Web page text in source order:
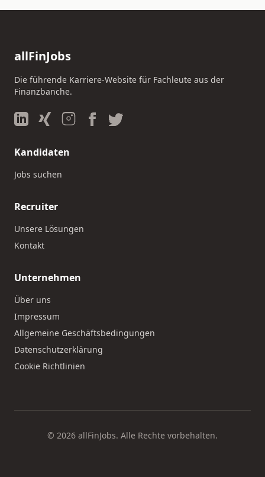
allFinJobs
Die führende Karriere-Website für Fachleute aus der
Finanzbanche.
Kandidaten
Jobs suchen
Recruiter
Unsere Lösungen
Kontakt
Unternehmen
Über uns
Impressum
Allgemeine Geschäftsbedingungen
Datenschutzerklärung
Cookie Richtlinien
© 2026 allFinJobs. Alle Rechte vorbehalten.